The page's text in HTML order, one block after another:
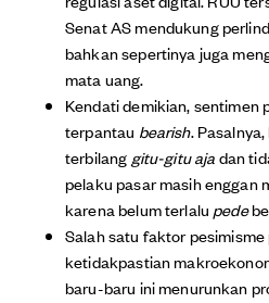
Senat AS mendukung
bahkan sepertinya juga
mata uang.
Kendati demikian, sentimen
terpantau bearish.
terbilang gitu-gitu ajadan
pelaku pasar masih enggan
karena belum terlalu pede
Salah satu faktor
ketidakpastian
baru-baru ini menurunkan